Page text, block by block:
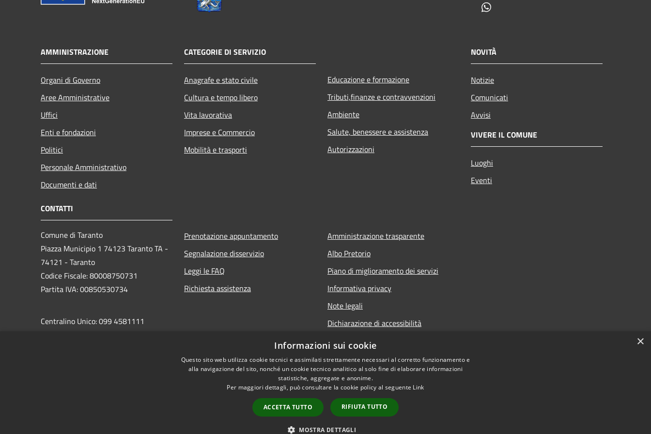
AMMINISTRAZIONE
Organi di Governo
Aree Amministrative
Uffici
Enti e fondazioni
Politici
Personale Amministrativo
Documenti e dati
CATEGORIE DI SERVIZIO
Anagrafe e stato civile
Cultura e tempo libero
Vita lavorativa
Imprese e Commercio
Mobilità e trasporti
Educazione e formazione
Tributi,finanze e contravvenzioni
Ambiente
Salute, benessere e assistenza
Autorizzazioni
NOVITÀ
Notizie
Comunicati
Avvisi
VIVERE IL COMUNE
Luoghi
Eventi
CONTATTI
Comune di Taranto
Piazza Municipio 1 74123 Taranto TA -
74121 - Taranto
Codice Fiscale: 80008750731
Partita IVA: 00850530734
Centralino Unico: 099 4581111
protocollo.comunetaranto@pec.rupar.puglia.it
Prenotazione appuntamento
Segnalazione disservizio
Leggi le FAQ
Richiesta assistenza
Amministrazione trasparente
Albo Pretorio
Piano di miglioramento dei servizi
Informativa privacy
Note legali
Dichiarazione di accessibilità
Informativa sulla videosorveglianza
Copyright © 2026 • Comune di Taranto • Powered by
×
Informazioni sui cookie
Questo sito web utilizza cookie tecnici e assimilati strettamente necessari al corretto funzionamento e
alla navigazione del sito, nonché un cookie tecnico analitico al solo fine di elaborare informazioni
statistiche, aggregate e anonime.
Per maggiori dettagli, può consultare la cookie policy al seguente Link
ACCETTA TUTTO RIFIUTA TUTTO
MOSTRA DETTAGLI